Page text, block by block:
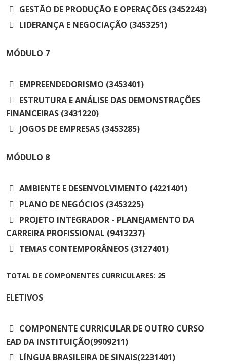
GESTÃO DE PRODUÇÃO E OPERAÇÕES (3452243)
LIDERANÇA E NEGOCIAÇÃO (3453251)
MÓDULO 7
EMPREENDEDORISMO (3453401)
ESTRUTURA E ANÁLISE DAS DEMONSTRAÇÕES
FINANCEIRAS (3431220)
JOGOS DE EMPRESAS (3453285)
MÓDULO 8
AMBIENTE E DESENVOLVIMENTO (4221401)
PLANO DE NEGÓCIOS (3453225)
PROJETO INTEGRADOR - PLANEJAMENTO DA
CARREIRA PROFISSIONAL (9413237)
TEMAS CONTEMPORÂNEOS (3127401)
TOTAL DE COMPONENTES CURRICULARES: 25
ELETIVOS
COMPONENTE CURRICULAR DE OUTRO CURSO
EAD DA INSTITUIÇÃO(9909211)
LÍNGUA BRASILEIRA DE SINAIS(2231401)